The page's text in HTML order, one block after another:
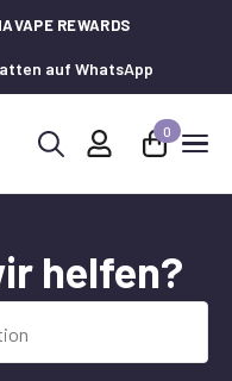
REWARDS
auf WhatsApp
0
helfen?